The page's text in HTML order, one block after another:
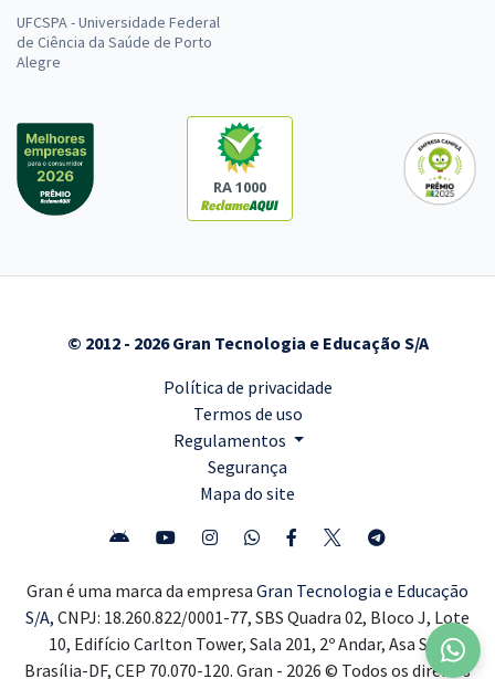
UFCSPA - Universidade Federal
de Ciência da Saúde de Porto
Alegre
RA 1000
© 2012 - 2026 Gran Tecnologia e Educação S/A
Política de privacidade
Termos de uso
Regulamentos
Segurança
Mapa do site
Gran é uma marca da empresa Gran Tecnologia e Educação
S/A, CNPJ: 18.260.822/0001-77, SBS Quadra 02, Bloco J, Lote
10, Edifício Carlton Tower, Sala 201, 2º Andar, Asa Sul,
Brasília-DF, CEP 70.070-120. Gran - 2026 © Todos os direitos